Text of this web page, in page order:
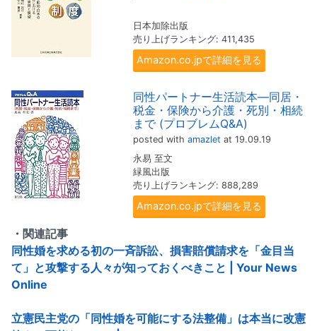
日本加除出版
売り上げランキング: 411,435
Amazon.co.jpで詳細を見る
同性パートナー生活読本―同居・
税金・保険から介護・死別・相続
まで (プロブレムQ&A)
posted with amazlet at 19.09.19
永易 至文
緑風出版
売り上げランキング: 888,289
Amazon.co.jpで詳細を見る
・関連記事
同性婚を求める初の一斉訴訟、損害賠償請求を「金目当
て」と攻撃する人々が知っておくべきこと | Your News
Online
立憲民主党の「同性婚を可能にする法整備」は本当に改憲